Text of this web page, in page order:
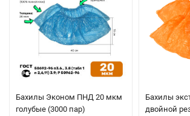
Бахилы Эконом ПНД 20 мкм
голубые (3000 пар)
Бахилы
двойной